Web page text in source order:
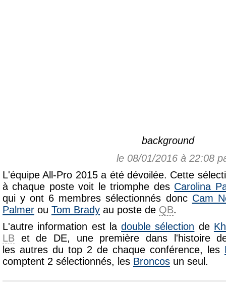
background
le 08/01/2016 à 22:08
L'équipe All-Pro 2015 a été dévoilée. Cette
à chaque poste voit le triomphe des Carolina
qui y ont 6 membres sélectionnés donc Cam
Palmer ou Tom Brady au poste de QB.
L'autre information est ladouble sélection de
LB et de DE, une première dans l'histoire
les autres du top 2 de chaque conférence, les
comptent 2 sélectionnés, les Broncos un seul.